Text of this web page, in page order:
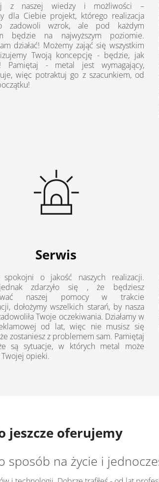
z naszej wiedzy i możliwości –
dla Ciebie projekt, którego realizacja
zadowoli wzrok, ale pod każdym
będzie na najwyższym poziomie.
działać! Możemy zająć się wszystkim
Twoją koncepcję - będzie, jak
Pamiętaj - metal jest wymagający,
więc potraktuj go z szacunkiem, od
Serwis
spokojni o jakość naszych realizacji.
zdarzyło się , że będziesz
naszej pomocy w trakcie
dołożymy wszelkich starań, by nasza
Twoje oczekiwania. Działamy w
od lat, więc nie musisz się
zostaniesz z problemem sam. Pamiętaj
są sytuacje, w których metal może
opieki.
jeszcze oferujemy
sposób na życie i